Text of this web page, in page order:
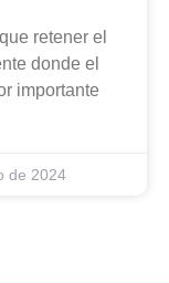
retener el
donde el
importante
de 2024